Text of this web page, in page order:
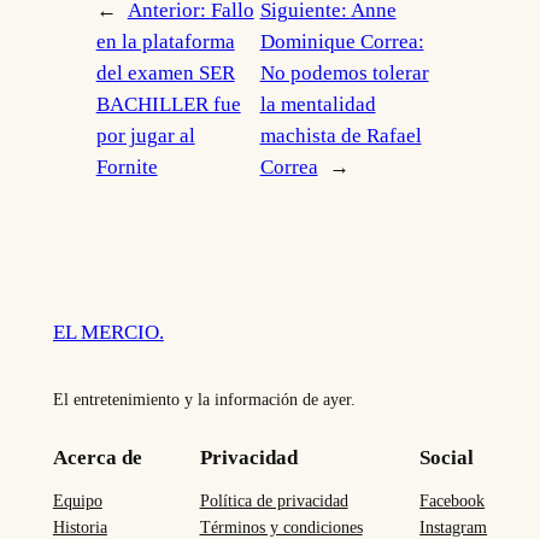
← Anterior: Fallo
en la plataforma
del examen SER
BACHILLER fue
por jugar al
Fornite
Siguiente: Anne
Dominique Correa:
No podemos tolerar
la mentalidad
machista de Rafael
Correa
→
EL MERCIO.
El entretenimiento y la información de ayer.
Acerca de
Equipo
Historia
Privacidad
Política de privacidad
Términos y condiciones
Social
Facebook
Instagram